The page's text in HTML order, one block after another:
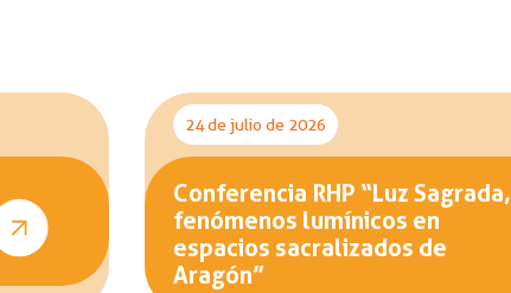
24 de julio de 2026
Conferencia RHP “Luz Sagrada,
fenómenos lumínicos en
espacios sacralizados de
Aragón”